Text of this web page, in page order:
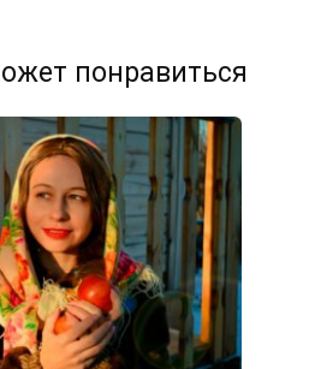
понравиться